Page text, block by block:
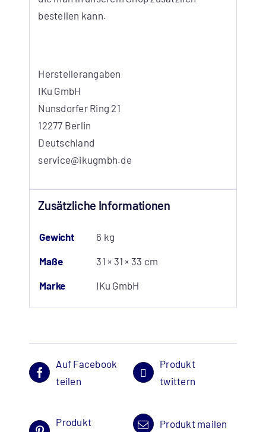
bestellen kann.
Herstellerangaben
IKu GmbH
Nunsdorfer Ring 21
12277 Berlin
Deutschland
service@ikugmbh.de
Zusätzliche Informationen
Gewicht 6 kg
Maße 31 × 31 × 33 cm
Marke IKu GmbH
Auf Facebook
teilen
Produkt
twittern
Produkt
Produkt mailen